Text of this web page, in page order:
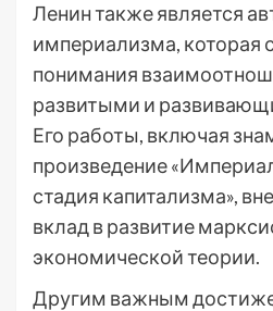
Ленин также является
империализма, которая
понимания
развитыми и
Его работы, включая
произведение
стадия капитализма»,
вклад в развитие
экономической теории.
Другим важным